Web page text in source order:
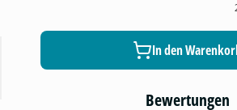
In den
Bewertungen